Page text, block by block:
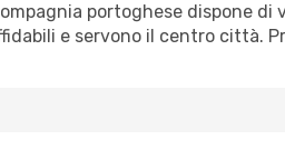
portoghese dispone di
e servono il centro città.